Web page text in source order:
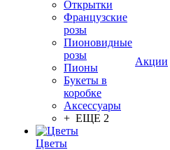
Открытки
Французские
розы
Пионовидные
розы
Пионы
Букеты в
коробке
Аксессуары
+ ЕЩЕ 2
Цветы
Акции